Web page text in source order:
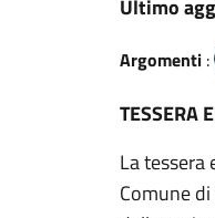
Ultimo
Argomenti :
TESSERA
La
Comune